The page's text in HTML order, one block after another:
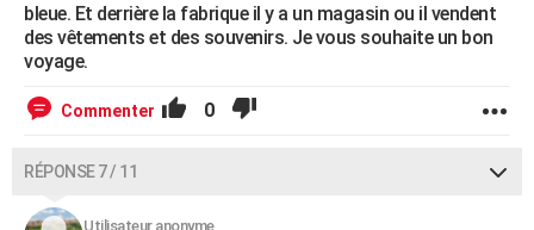
bleue. Et derrière la fabrique il y a un magasin ou il vendent
des vêtements et des souvenirs. Je vous souhaite un bon
voyage.
Commenter 0
RÉPONSE 7 / 11
Utilisateur anonyme